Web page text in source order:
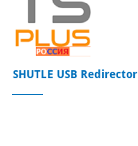
SHUTLE USB Redirector